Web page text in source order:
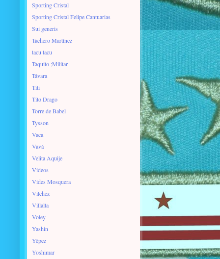
Sporting Cristal
Sporting Cristal Felipe Cantuarias
Sui generis
Tachero Martínez
tacu tacu
Taquito ;Militar
Távara
Titi
Tito Drago
Torre de Babel
Tysson
Vaca
Vavá
Velita Aquije
Videos
Vides Mosquera
Vilchez
Villalta
Voley
Yashin
Yèpez
Yoshimar